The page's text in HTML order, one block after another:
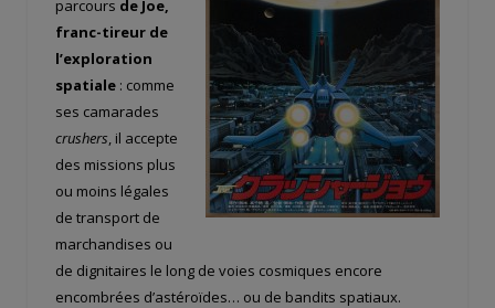
parcours de Joe,
franc-tireur de
l’exploration
spatiale : comme
ses camarades
crushers , il accepte
des missions plus
ou moins légales
de transport de
marchandises ou
de dignitaires le long de voies cosmiques encore
encombrées d’astéroïdes… ou de bandits spatiaux.